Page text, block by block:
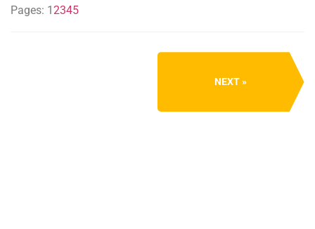
Pages: 12345
NEXT